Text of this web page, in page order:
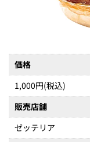
価格
1,000円(税込)
販売店舗
ゼッテリア